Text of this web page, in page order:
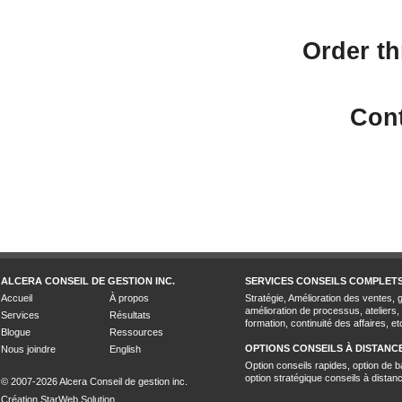
Order
ALCERA CONSEIL DE GESTION INC.
Accueil
À propos
Services
Résultats
Blogue
Ressources
Nous joindre
English
© 2007-2026 Alcera Conseil de gestion inc.
Création StarWeb Solution
SERVICES CONSEILS
Stratégie, Amélioration des ventes,
amélioration de processus,
formation, continuité des affaires,
OPTIONS CONSEILS À
Option conseils rapides, option de
option stratégique conseils à